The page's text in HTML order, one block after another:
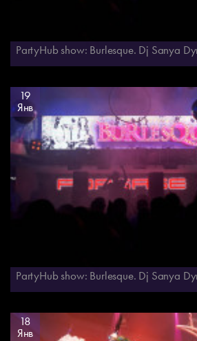
PartyHub show: Burlesque. Dj Sanya
19
Янв
PartyHub show: Burlesque. Dj Sanya
18
Янв